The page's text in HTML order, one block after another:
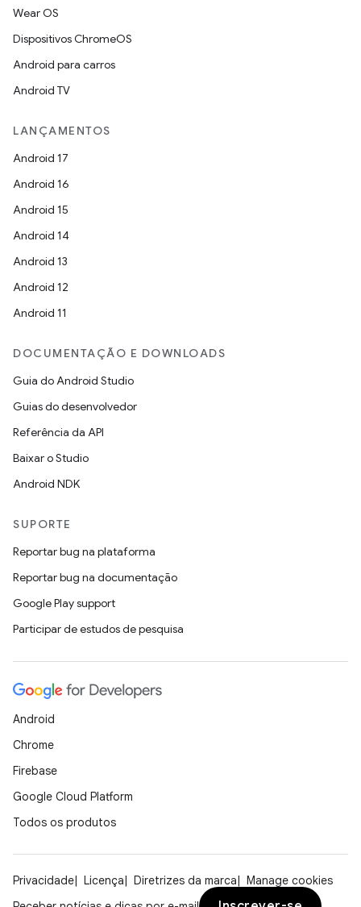
Wear OS
Dispositivos ChromeOS
Android para carros
Android TV
LANÇAMENTOS
Android 17
Android 16
Android 15
Android 14
Android 13
Android 12
Android 11
DOCUMENTAÇÃO E DOWNLOADS
Guia do Android Studio
Guias do desenvolvedor
Referência da API
Baixar o Studio
Android NDK
SUPORTE
Reportar bug na plataforma
Reportar bug na documentação
Google Play support
Participar de estudos de pesquisa
Android
Chrome
Firebase
Google Cloud Platform
Todos os produtos
Privacidade Licença Diretrizes da marca
Manage cookies